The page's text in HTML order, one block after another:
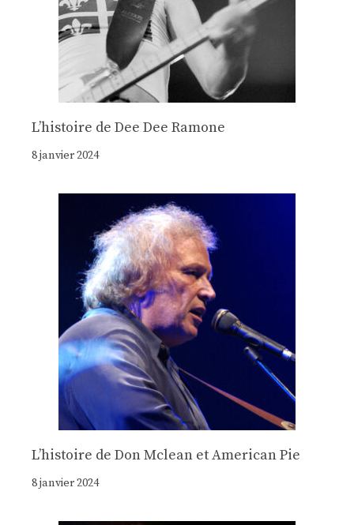
Lʼhistoire de Dee Dee Ramone
8 janvier 2024
Lʼhistoire de Don Mclean et American Pie
8 janvier 2024